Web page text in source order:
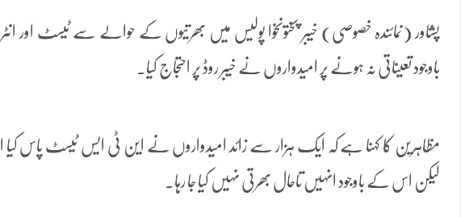
پشاور (نمائندہ خصوصی) خیبر پختونخوا پولیس میں بھرتیوں کے حوالے سے ٹیسٹ اور
باوجود تعیناتی نہ ہونے پر امیدواروں نے خیبر روڈ پر احتجاج کیا۔
مظاہرین کا کہنا ہے کہ ایک ہزار سے زائد امیدواروں نے این ٹی ایس ٹیسٹ پاس کیا
لیکن اس کے باوجود انہیں تاحال بھرتی نہیں کیا جا رہا۔